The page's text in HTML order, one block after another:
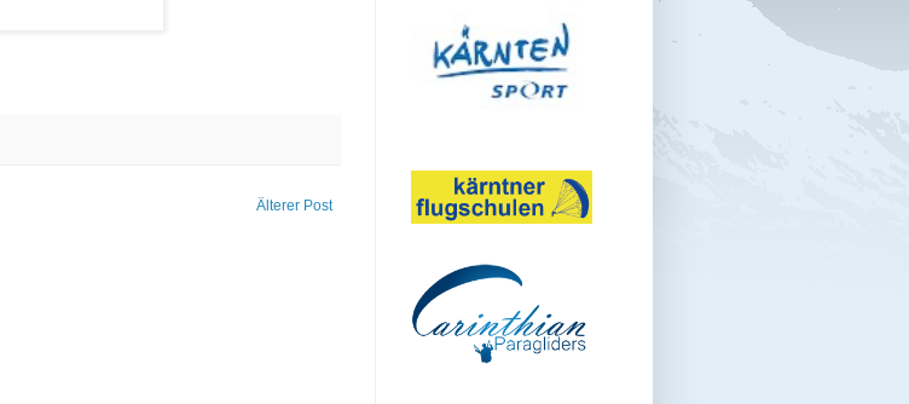
Älterer Post